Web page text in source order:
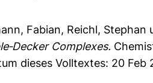
Fabian, Reichl, Stephan
Complexes.
dieses Volltextes: 20 Feb